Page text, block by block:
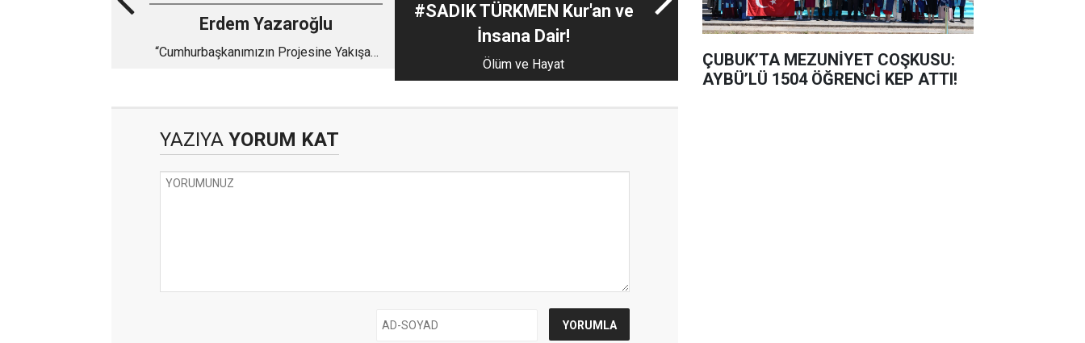
Erdem Yazaroğlu
“Cumhurbaşkanımızın Projesine Yakışan
#SADIK TÜRKMEN Kur'an ve
İnsana Dair!
Ölüm ve Hayat
YAZIYA YORUM KAT
ÇUBUK’TA MEZUNİYET COŞKUSU:
AYBÜ’LÜ 1504 ÖĞRENCİ KEP ATTI!